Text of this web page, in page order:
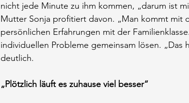
nicht jede Minute zu ihm kommen, „darum ist
Mutter Sonja profitiert davon. „Man kommt mit
persönlichen Erfahrungen mit der
individuellen Probleme gemeinsam lösen. „Das
deutlich.
„Plötzlich läuft es zuhause viel besser“